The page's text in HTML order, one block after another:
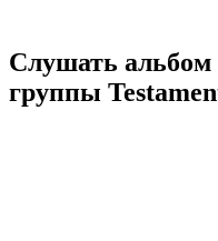
Слушать
группы